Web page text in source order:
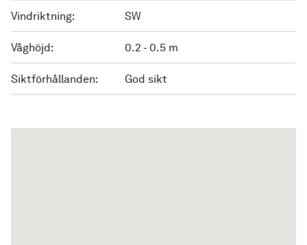
Vindriktning: SW
Våghöjd: 0.2 - 0.5 m
Siktförhållanden: God sikt